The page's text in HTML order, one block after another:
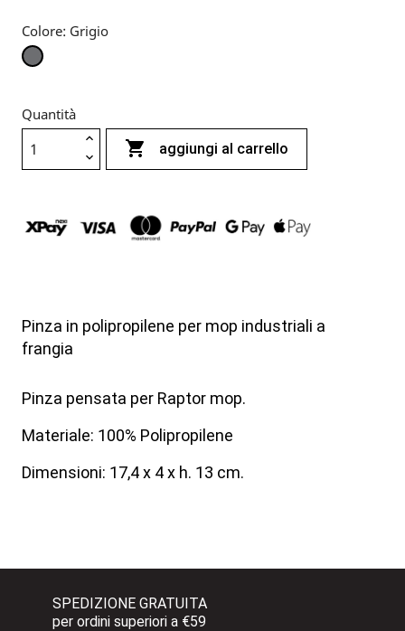
Colore: Grigio
Grigio
Quantità
 aggiungi al carrello
Pinza in polipropilene per mop industriali a
frangia
Pinza pensata per Raptor mop.
Materiale: 100% Polipropilene
Dimensioni: 17,4 x 4 x h. 13 cm.
SPEDIZIONE GRATUITA
per ordini superiori a €59